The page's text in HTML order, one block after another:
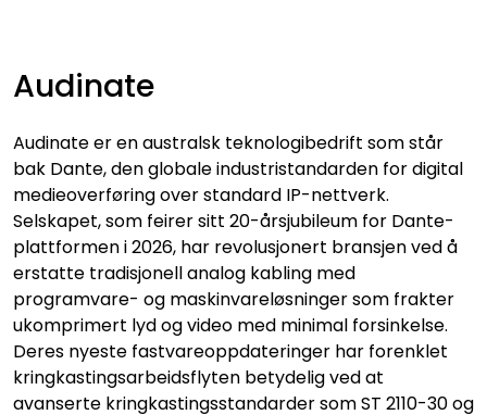
Audinate
Audinateer en australsk teknologibedrift som står
bak Dante, den globale industristandarden for digital
medieoverføring over standard IP-nettverk.
Selskapet, som feirer sitt 20-årsjubileum for Dante-
plattformen i 2026, har revolusjonert bransjen ved å
erstatte tradisjonell analog kabling med
programvare- og maskinvareløsninger som frakter
ukomprimert lyd og video med minimal forsinkelse.
Deres nyeste fastvareoppdateringer har forenklet
kringkastingsarbeidsflyten betydelig ved at
avanserte kringkastingsstandarder som ST 2110-30 og
VAREMERKER
AKTUELT
BRUKT
SAMTALEROM